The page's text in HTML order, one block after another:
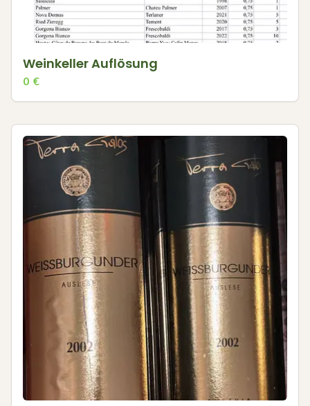
Weinkeller Auflösung
0 €